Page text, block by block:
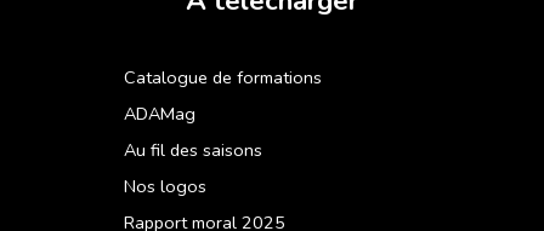
Catalogue de formations
ADAMag
Au fil des saisons
Nos logos
Rapport moral 2025